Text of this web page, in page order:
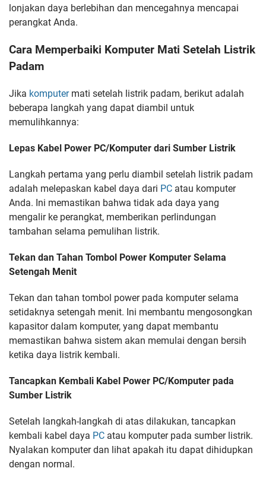
lonjakan daya berlebihan dan mencegahnya mencapai
perangkat Anda.
Cara Memperbaiki Komputer Mati Setelah Listrik
Padam
Jika komputermati setelah listrik padam, berikut adalah
beberapa langkah yang dapat diambil untuk
memulihkannya:
Lepas Kabel Power PC/Komputer dari Sumber Listrik
Langkah pertama yang perlu diambil setelah listrik padam
adalah melepaskan kabel daya dari PC atau komputer
Anda. Ini memastikan bahwa tidak ada daya yang
mengalir ke perangkat, memberikan perlindungan
tambahan selama pemulihan listrik.
Tekan dan Tahan Tombol Power Komputer Selama
Setengah Menit
Tekan dan tahan tombol power pada komputer selama
setidaknya setengah menit. Ini membantu mengosongkan
kapasitor dalam komputer, yang dapat membantu
memastikan bahwa sistem akan memulai dengan bersih
ketika daya listrik kembali.
Tancapkan Kembali Kabel Power PC/Komputer pada
Sumber Listrik
Setelah langkah-langkah di atas dilakukan, tancapkan
kembali kabel daya PC atau komputer pada sumber listrik.
Nyalakan komputer dan lihat apakah itu dapat dihidupkan
dengan normal.